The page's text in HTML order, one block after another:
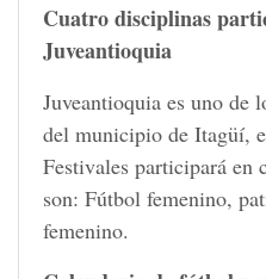
Cuatro disciplinas
Juveantioquia
Juveantioquia es uno de
del municipio de Itagüí,
Festivales participará en
son: Fútbol femenino,
femenino.